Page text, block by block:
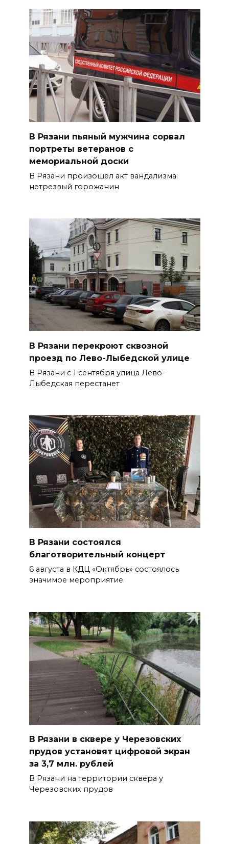
В Рязани пьяный мужчина сорвал
портреты ветеранов с
мемориальной доски
В Рязани произошёл акт вандализма:
нетрезвый горожанин
В Рязани перекроют сквозной
проезд по Лево-Лыбедской улице
В Рязани с 1 сентября улица Лево-
Лыбедская перестанет
В Рязани состоялся
благотворительный концерт
6 августа в КДЦ «Октябрь» состоялось
значимое мероприятие.
В Рязани в сквере у Черезовских
прудов установят цифровой экран
за 3,7 млн. рублей
В Рязани на территории сквера у
Черезовских прудов